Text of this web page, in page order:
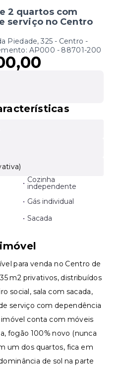
2 quartos com
serviço no Centro
Piedade, 325 - Centro -
AP000 - 88701-200
)
• Cozinha
independente
• Gás individual
• Sacada
para venda no Centro de
m2 privativos, distribuídos
social, sala com sacada,
serviço com dependência
imóvel conta com móveis
fogão 100% novo (nunca
um dos quartos, fica em
de sol na parte